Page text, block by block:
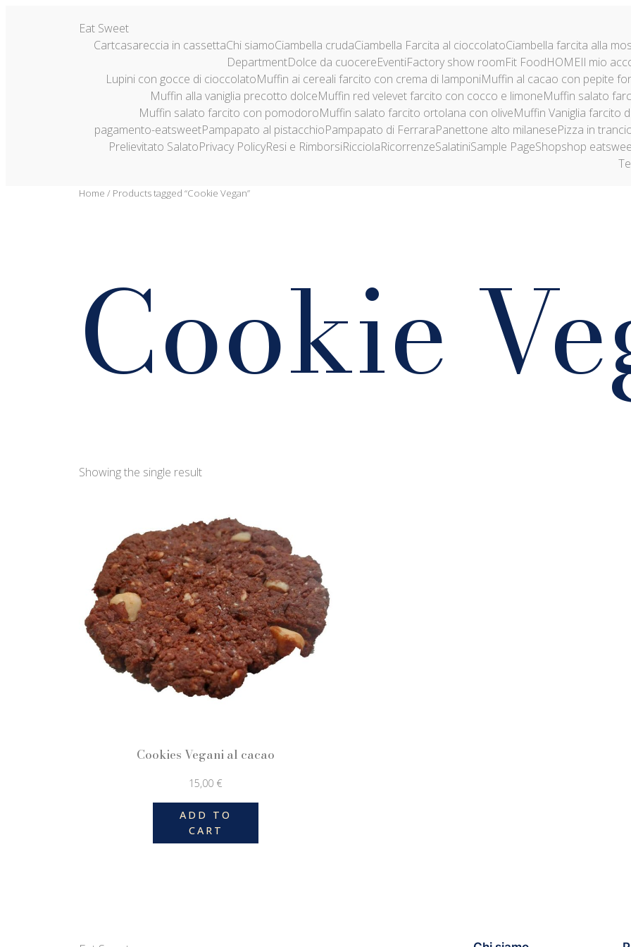
Eat Sweet
Cartcasareccia in cassettaChi siamoCiambella crudaCiambella Farcita al cioccolatoCiambella farcita alla
DepartmentDolce da cuocereEventiFactory show roomFit FoodHOMEIl mio
Lupini con gocce di cioccolatoMuffin ai cereali farcito con crema di lamponiMuffin al cacao con pepite
Muffin alla vaniglia precotto dolceMuffin red velevet farcito con cocco e limoneMuffin salato
Muffin salato farcito con pomodoroMuffin salato farcito ortolana con oliveMuffin Vaniglia farcito
pagamento-eatsweetPampapato al pistacchioPampapato di FerraraPanettone alto milanesePizza in
Prelievitato SalatoPrivacy PolicyResi e RimborsiRicciolaRicorrenzeSalatiniSample PageShopshop
Home / Products tagged “Cookie Vegan”
Cookie
Showing the single result
Cookies Vegani al cacao
15,00 €
ADD TO
CART